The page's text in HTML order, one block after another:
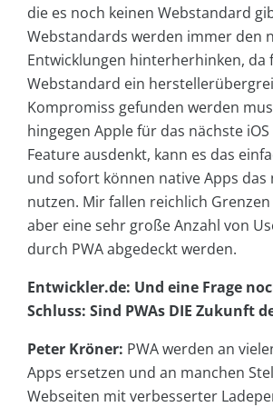
die es noch keinen Webstandard
Webstandards werden immer den
Entwicklungen hinterherhinken, da
Webstandard ein
Kompromiss gefunden werden
hingegen Apple für das nächste
Feature ausdenkt, kann es das
und sofort können native Apps das
nutzen. Mir fallen reichlich Grenzen
aber eine sehr große Anzahl von
durch PWA abgedeckt werden.
Entwickler.de: Und eine Frage
Schluss: Sind PWAs DIE Zukunft
Peter Kröner: PWA werden an
Apps ersetzen und an manchen
Webseiten mit verbesserter